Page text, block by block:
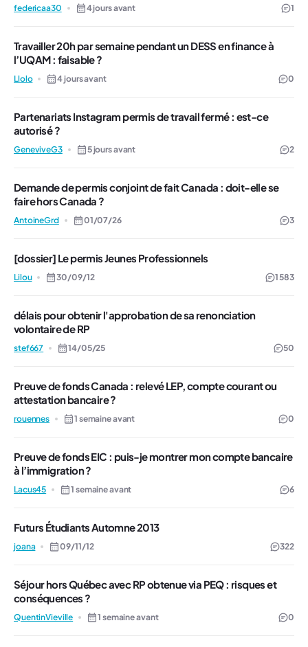
federicaa30 4 jours avant 1
Travailler 20h par semaine pendant un DESS en finance à
l’UQAM : faisable ?
Llolo 4 jours avant 0
Partenariats Instagram permis de travail fermé : est-ce
autorisé ?
GeneviveG3 5 jours avant 2
Demande de permis conjoint de fait Canada : doit-elle se
faire hors Canada ?
AntoineGrd 01/07/26 3
[dossier] Le permis Jeunes Professionnels
Lilou 30/09/12 1 583
délais pour obtenir l'approbation de sa renonciation
volontaire de RP
stef667 14/05/25 50
Preuve de fonds Canada : relevé LEP, compte courant ou
attestation bancaire ?
rouennes 1 semaine avant 0
Preuve de fonds EIC : puis-je montrer mon compte bancaire
à l’immigration ?
Lacus45 1 semaine avant 6
Futurs Étudiants Automne 2013
joana 09/11/12 322
Séjour hors Québec avec RP obtenue via PEQ : risques et
conséquences ?
QuentinVieville 1 semaine avant 0